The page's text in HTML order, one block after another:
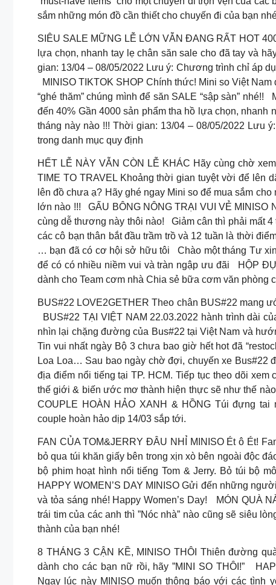
sắm những món đồ cần thiết cho chuyến đi của bạn
SIÊU SALE MỮNG LỄ LỚN VẪN ĐANG RẤT HOT
lựa chọn, nhanh tay lẹ chân săn sale cho đã tay và
gian: 13/04 – 08/05/2022 Lưu ý: Chương trình chỉ áp
MINISO TIKTOK SHOP Chính thức! Mini so Việt
“ghé thăm” chúng mình để săn SALE “sập sàn” nhé!!
đến 40% Gần 4000 sản phẩm tha hồ lựa chọn,
tháng này nào !!! Thời gian: 13/04 – 08/05/2022 Lưu
trong danh mục quy định
HẾT LỄ NÀY VẪN CÒN LỄ KHÁC Hãy cùng chờ
TIME TO TRAVEL Khoảng thời gian tuyệt vời để lên
lên đồ chưa ạ? Hãy ghé ngay Mini so để mua sắm
lớn nào !!!
GẤU BÔNG NÔNG TRẠI VUI VẺ MINISO
cùng dễ thương này thôi nào!
Giảm cân thì phải mất
các cô bạn thân bắt đầu trầm trồ và 12 tuần là thời
… bạn đã có cơ hội sở hữu tôi
Chào một tháng Tư
để có có nhiều niềm vui và tràn ngập ưu đãi
HỘP
dành cho Team cơm nhà Chia sẻ bữa cơm văn phòng
BUS#22 LOVE2GETHER Theo chân BUS#22 mang
BUS#22 TẠI VIỆT NAM 22.03.2022 hành trình dài
nhìn lại chặng đường của Bus#22 tại Việt Nam và
Tin vui nhất ngày Bộ 3 chưa bao giờ hết hot đã
Loa Loa… Sau bao ngày chờ đợi, chuyến xe Bus#22
địa điểm nổi tiếng tại TP. HCM. Tiếp tục theo dõi
thế giới & biến ước mơ thành hiện thực sẽ như thế
COUPLE HOÀN HẢO XANH & HỒNG Túi đựng
couple hoàn hảo dịp 14/03 sắp tới.
FAN CỦA TOM&JERRY ĐÂU NHỈ MINISO Ét ô Ét!
bỏ qua túi khăn giấy bên trong xịn xò bên ngoài độc
bộ phim hoạt hình nổi tiếng Tom & Jerry. Bỏ túi bộ
HAPPY WOMEN’S DAY MINISO Gửi đến những
và tỏa sáng nhé! Happy Women’s Day!
MÓN QUÀ
trái tim của các anh thì ”Nóc nhà” nào cũng sẽ siêu
thành của bạn nhé!
8 THÁNG 3 CẬN KỀ, MINISO THÔI Thiên đường
dành cho các bạn nữ rồi, hãy ”MINI SO THÔI!”
Ngay lúc này MINISO muốn thông báo với các tình